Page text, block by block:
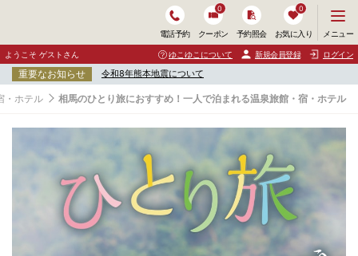
電話予約 クーポン
0
予約照会 お気に入り
0
ニ
ュ
ー
開
く
メニュー
ようこそ ゲストさん ゆこゆこについて 新規会員登録 ログイン
重要なお知らせ 令和8年熊本地震について
・ホテル 相馬のひとり旅におすすめ！一人で泊まれる温泉旅館・宿・ホテル